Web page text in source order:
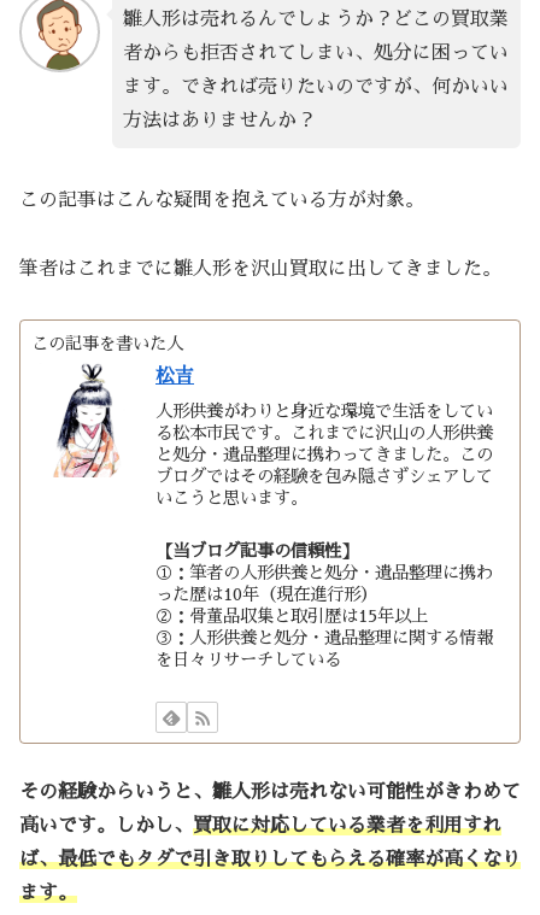
雛人形は売れるんでしょうか？どこの買取業
者からも拒否されてしまい、処分に困ってい
ます。できれば売りたいのですが、何かいい
方法はありませんか？
この記事はこんな疑問を抱えている方が対象。
筆者はこれまでに雛人形を沢山買取に出してきました。
この記事を書いた人
松吉
人形供養がわりと身近な環境で生活をしてい
る松本市民です。これまでに沢山の人形供養
と処分・遺品整理に携わってきました。この
ブログではその経験を包み隠さずシェアして
いこうと思います。
【当ブログ記事の信頼性】
①：筆者の人形供養と処分・遺品整理に携わ
った歴は10年（現在進行形）
②：骨董品収集と取引歴は15年以上
③：人形供養と処分・遺品整理に関する情報
を日々リサーチしている
その経験からいうと、雛人形は売れない可能性がきわめて
高いです。しかし、 買取に対応している業者を利用すれ
ば、最低でもタダで引き取りしてもらえる確率が高くなり
ます。